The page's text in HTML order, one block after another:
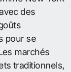
des
pour se
marchés
traditionnels,